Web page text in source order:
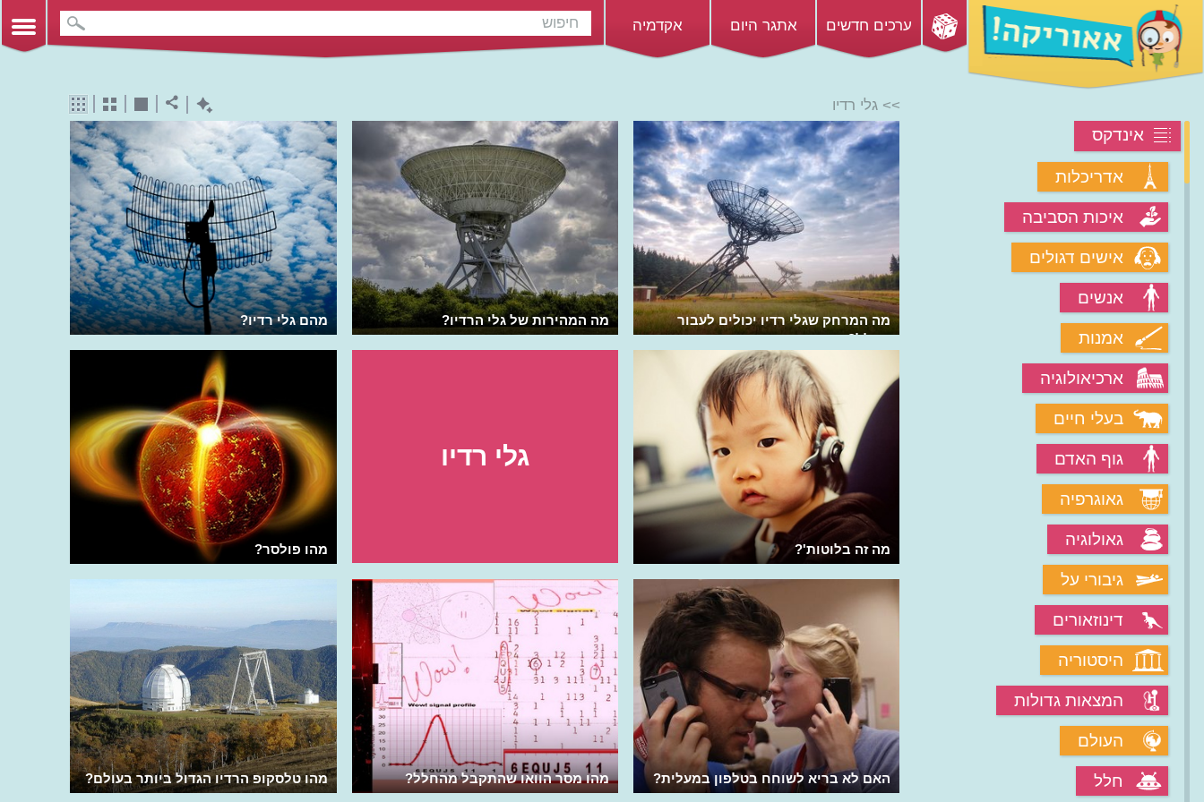
ערכים חדשים אתגר היום אקדמיה
אינדקס
אדריכלות
איכות הסביבה
אישים דגולים
אנשים
אמנות
ארכיאולוגיה
בעלי חיים
גוף האדם
גאוגרפיה
גאולוגיה
גיבורי על
דינוזאורים
היסטוריה
המצאות גדולות
העולם
חלל
>> גלי רדיו
מהם גלי רדיו? מה המהירות של גלי הרדיו?
מה המרחק שגלי רדיו יכולים לעבור
בחלל?
מהו פולסר?
גלי רדיו
מה זה בלוטות'?
מהו טלסקופ הרדיו הגדול ביותר בעולם? מהו מסר הוואו שהתקבל מהחלל? האם לא בריא לשוחח בטלפון במעלית?
איך המיקרוגל מחמם את האוכל?
מהי אלקטרומגנטיות?